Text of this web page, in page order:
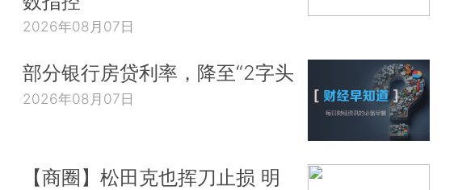
2026年08月07日
部分银行房贷利率，降至“2字头
2026年08月07日
【商圈】松田克也挥刀止损 明